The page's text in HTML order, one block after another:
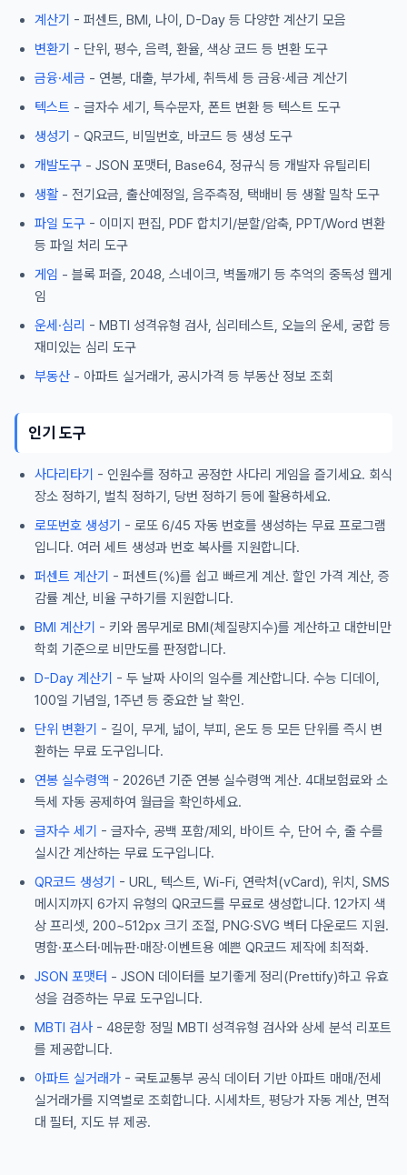
계산기 - 퍼센트, BMI, 나이, D-Day 등 다양한 계산기 모음
변환기 - 단위, 평수, 음력, 환율, 색상 코드 등 변환 도구
금융·세금 - 연봉, 대출, 부가세, 취득세 등 금융·세금 계산기
텍스트 - 글자수 세기, 특수문자, 폰트 변환 등 텍스트 도구
생성기 - QR코드, 비밀번호, 바코드 등 생성 도구
개발도구 - JSON 포맷터, Base64, 정규식 등 개발자 유틸리티
생활 - 전기요금, 출산예정일, 음주측정, 택배비 등 생활 밀착 도구
파일 도구 - 이미지 편집, PDF 합치기/분할/압축, PPT/Word 변환
등 파일 처리 도구
게임 - 블록 퍼즐, 2048, 스네이크, 벽돌깨기 등 추억의 중독성 웹게
임
운세·심리 - MBTI 성격유형 검사, 심리테스트, 오늘의 운세, 궁합 등
재미있는 심리 도구
부동산 - 아파트 실거래가, 공시가격 등 부동산 정보 조회
인기 도구
사다리타기 - 인원수를 정하고 공정한 사다리 게임을 즐기세요. 회식
장소 정하기, 벌칙 정하기, 당번 정하기 등에 활용하세요.
로또번호 생성기 - 로또 6/45 자동 번호를 생성하는 무료 프로그램
입니다. 여러 세트 생성과 번호 복사를 지원합니다.
퍼센트 계산기 - 퍼센트(%)를 쉽고 빠르게 계산. 할인 가격 계산, 증
감률 계산, 비율 구하기를 지원합니다.
BMI 계산기 - 키와 몸무게로 BMI(체질량지수)를 계산하고 대한비만
학회 기준으로 비만도를 판정합니다.
D-Day 계산기 - 두 날짜 사이의 일수를 계산합니다. 수능 디데이,
100일 기념일, 1주년 등 중요한 날 확인.
단위 변환기 - 길이, 무게, 넓이, 부피, 온도 등 모든 단위를 즉시 변
환하는 무료 도구입니다.
연봉 실수령액 - 2026년 기준 연봉 실수령액 계산. 4대보험료와 소
득세 자동 공제하여 월급을 확인하세요.
글자수 세기 - 글자수, 공백 포함/제외, 바이트 수, 단어 수, 줄 수를
실시간 계산하는 무료 도구입니다.
QR코드 생성기 - URL, 텍스트, Wi-Fi, 연락처(vCard), 위치, SMS
메시지까지 6가지 유형의 QR코드를 무료로 생성합니다. 12가지 색
상 프리셋, 200~512px 크기 조절, PNG·SVG 벡터 다운로드 지원.
명함·포스터·메뉴판·매장·이벤트용 예쁜 QR코드 제작에 최적화.
JSON 포맷터 - JSON 데이터를 보기좋게 정리(Prettify)하고 유효
성을 검증하는 무료 도구입니다.
MBTI 검사 - 48문항 정밀 MBTI 성격유형 검사와 상세 분석 리포트
를 제공합니다.
아파트 실거래가 - 국토교통부 공식 데이터 기반 아파트 매매/전세
실거래가를 지역별로 조회합니다. 시세차트, 평당가 자동 계산, 면적
대 필터, 지도 뷰 제공.